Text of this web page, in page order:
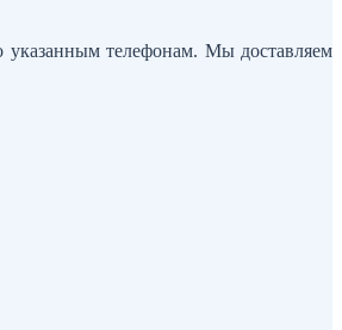
указанным телефонам. Мы доставляем